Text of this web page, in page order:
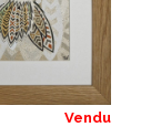
Vendu